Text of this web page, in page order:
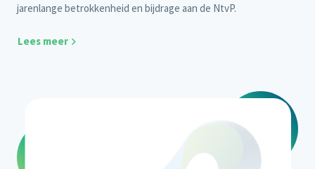
jarenlange betrokkenheid en bijdrage aan de NtvP.
Lees meer